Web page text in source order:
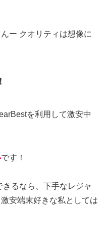
ー クオリティは想像に
を利用して激安中
です！
るなら、下手なレジャ
安端末好きな私としては